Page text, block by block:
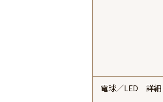
電球／LED 詳細